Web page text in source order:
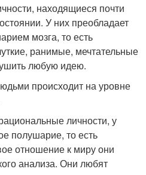
находящиеся почти
У них преобладает
мозга, то есть
ранимые, мечтательные
любую идею.
происходит на уровне
личности, у
полушарие, то есть
отношение к миру они
анализа. Они любят